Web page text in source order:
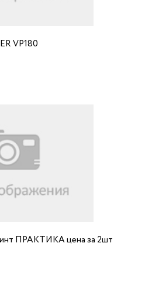
VP180
ПРАКТИКА цена за 2шт